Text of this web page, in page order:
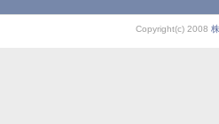
Copyright(c) 2008